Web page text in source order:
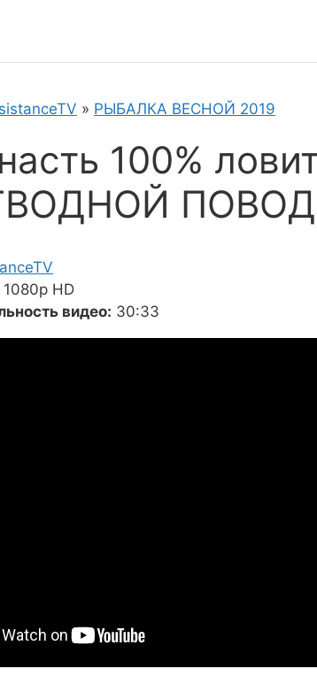
» РЫБАЛКА ВЕСНОЙ 2019
100%
1080p HD
видео: 30:33